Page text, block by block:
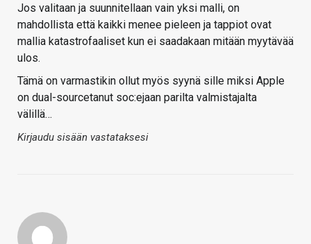
Jos valitaan ja suunnitellaan vain yksi malli, on
mahdollista että kaikki menee pieleen ja tappiot ovat
mallia katastrofaaliset kun ei saadakaan mitään myytävää
ulos.
Tämä on varmastikin ollut myös syynä sille miksi Apple
on dual-sourcetanut soc:ejaan parilta valmistajalta
välillä…
Kirjaudu sisään vastataksesi